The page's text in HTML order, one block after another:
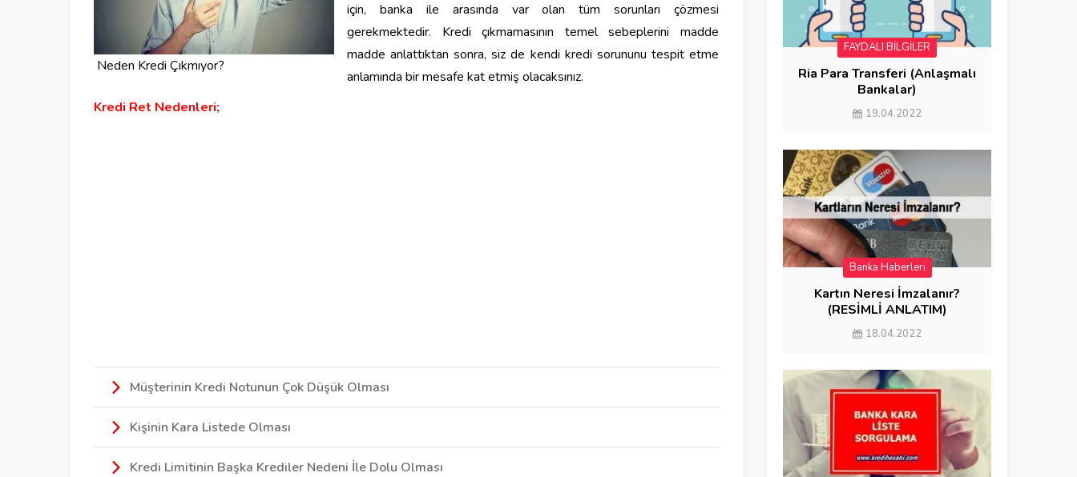
Neden Kredi Çıkmıyor?
için, banka ile arasında var olan tüm sorunları çözmesi
gerekmektedir. Kredi çıkmamasının temel sebeplerini madde
madde anlattıktan sonra, siz de kendi kredi sorununu tespit etme
anlamında bir mesafe kat etmiş olacaksınız.
Kredi Ret Nedenleri;
Müşterinin Kredi Notunun Çok Düşük Olması
Kişinin Kara Listede Olması
Kredi Limitinin Başka Krediler Nedeni İle Dolu Olması
FAYDALI BİLGİLER
Ria Para Transferi (Anlaşmalı
Bankalar)
19.04.2022
Banka Haberleri
FAYDALI BİLGİLER
Kartın Neresi İmzalanır?
(RESİMLİ ANLATIM)
18.04.2022